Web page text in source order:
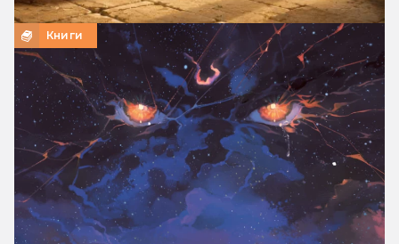
Книги